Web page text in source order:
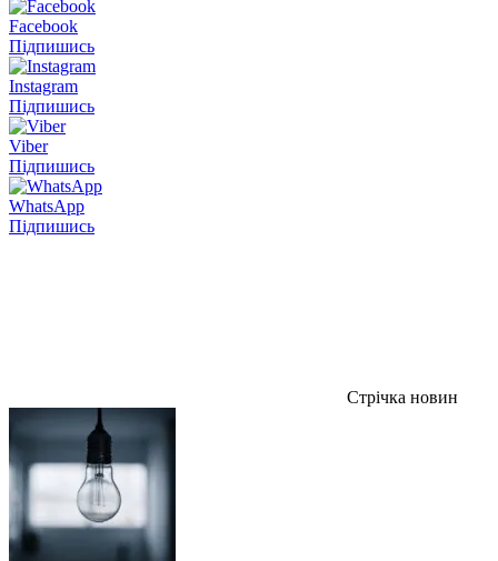
Facebook
Підпишись
Instagram
Підпишись
Viber
Підпишись
WhatsApp
Підпишись
Стрічка новин